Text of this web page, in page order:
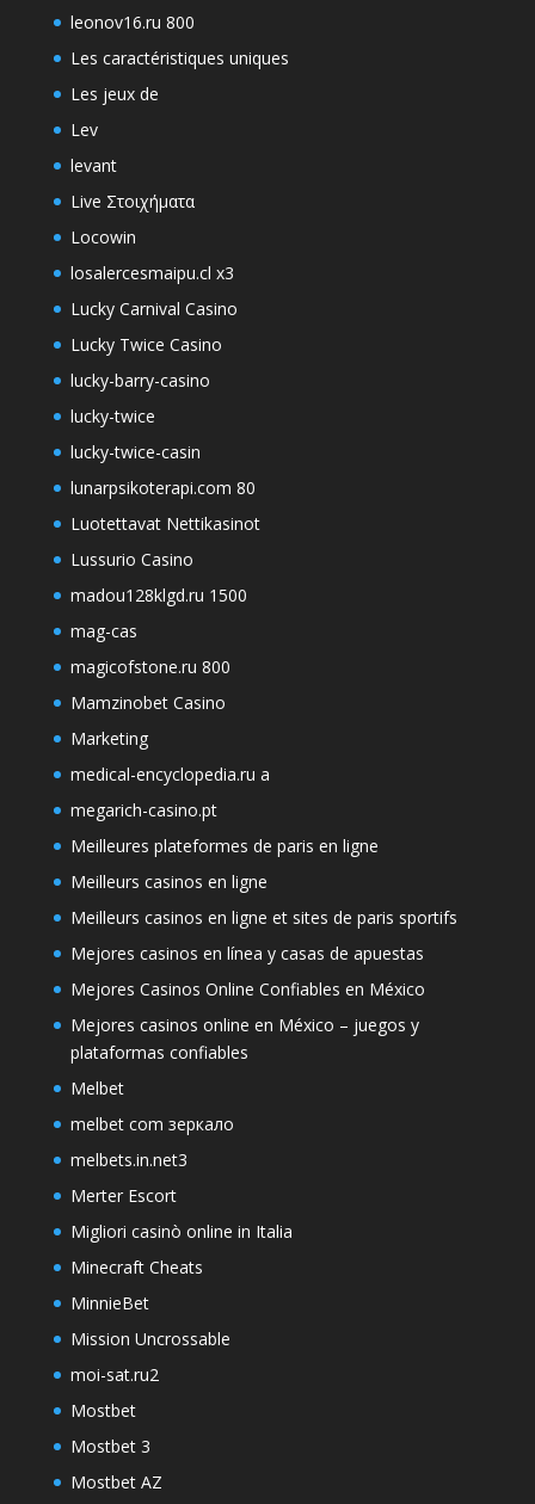
leonov16.ru 800
Les caractéristiques uniques
Les jeux de
Lev
levant
Live Στοιχήματα
Locowin
losalercesmaipu.cl x3
Lucky Carnival Casino
Lucky Twice Casino
lucky-barry-casino
lucky-twice
lucky-twice-casin
lunarpsikoterapi.com 80
Luotettavat Nettikasinot
Lussurio Casino
madou128klgd.ru 1500
mag-cas
magicofstone.ru 800
Mamzinobet Casino
Marketing
medical-encyclopedia.ru a
megarich-casino.pt
Meilleures plateformes de paris en ligne
Meilleurs casinos en ligne
Meilleurs casinos en ligne et sites de paris sportifs
Mejores casinos en línea y casas de apuestas
Mejores Casinos Online Confiables en México
Mejores casinos online en México – juegos y
plataformas confiables
Melbet
melbet com зеркало
melbets.in.net3
Merter Escort
Migliori casinò online in Italia
Minecraft Cheats
MinnieBet
Mission Uncrossable
moi-sat.ru2
Mostbet
Mostbet 3
Mostbet AZ